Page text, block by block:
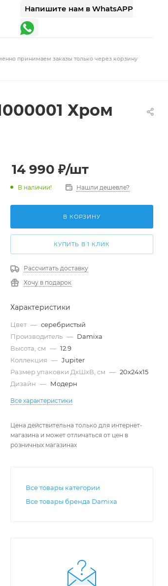
Напишите нам в WhatsAPP
принимаем заказы только через корзину
Хром
14 990 ₽/шт
В наличии! Нашли дешевле?
В КОРЗИНУ
КУПИТЬ В 1 КЛИК
Рассчитать доставку
Хочу в подарок
Характеристики
Цвет — серебристый
Производитель — Damixa
Высота, см — 12.9
Коллекция — Jupiter
Размер упаковки ДxШxВ, см — 20x24x15
Дизайн — Модерн
Все характеристики
Цена действительна только для интернет-
магазина и может отличаться от цен в
розничных магазинах
Все товары категории
Все товары бренда Damixa